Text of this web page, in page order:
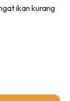
ikan kurang